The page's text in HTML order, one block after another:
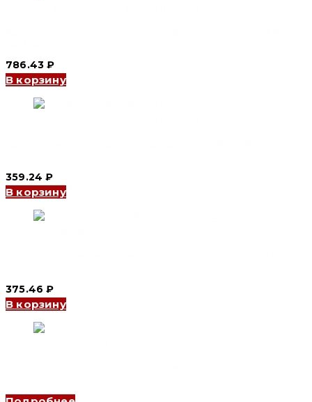
786.43₽
В корзину
359.24₽
В корзину
375.46₽
В корзину